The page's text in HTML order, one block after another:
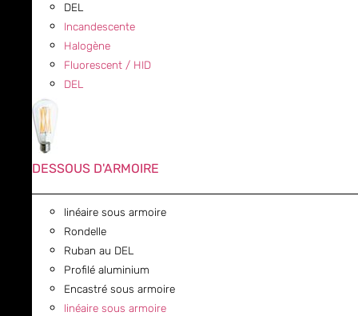
DEL
Incandescente
Halogène
Fluorescent / HID
DEL
DESSOUS D'ARMOIRE
linéaire sous armoire
Rondelle
Ruban au DEL
Profilé aluminium
Encastré sous armoire
linéaire sous armoire